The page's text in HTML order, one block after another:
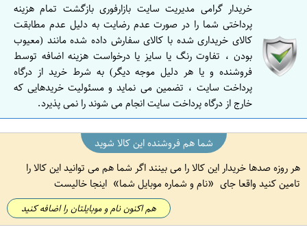
ا
ص
ف
ه
ا
ن
خریدار گرامی مدیریت سایت بازارفوری بازگشت تمام هزینه
پرداختی شما را در صورت عدم رضایت به دلیل عدم مطابقت
کالای خریداری شده با کالای سفارش داده شده مانند (معیوب
بودن ، تفاوت رنگ یا سایز یا درخواست هزینه اضافه توسط
فروشنده و یا هر دلیل موجه دیگر) به شرط خرید از درگاه
پرداخت سایت ، تضمین می نماید و مسئولیت خریدهایی که
خارج از درگاه پرداخت سایت انجام می شوند را نمی پذیرد.
شما هم فروشنده این کالا شوید
هر روزه صدها خریدار این کالا را می بینند اگر شما هم می توانید این کالا را
تامین کنید واقعا جای
نام و شماره موبایل شما اینجا خالیست
هم اکنون نام و موبایلتان را اضافه کنید